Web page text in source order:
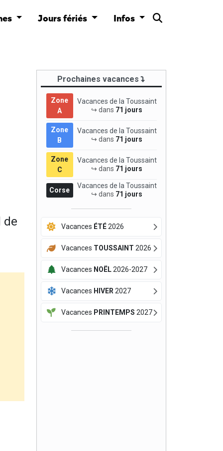
Jours fériés Infos
de
Prochaines vacances
Zone
A
Vacances de la Toussaint
↪ dans 71 jours
Zone
B
Vacances de la Toussaint
↪ dans 71 jours
Zone
C
Vacances de la Toussaint
↪ dans 71 jours
Corse
Vacances de la Toussaint
↪ dans 71 jours
Vacances ÉTÉ2026
Vacances TOUSSAINT 2026
Vacances NOËL2026-2027
Vacances HIVER 2027
Vacances PRINTEMPS 2027